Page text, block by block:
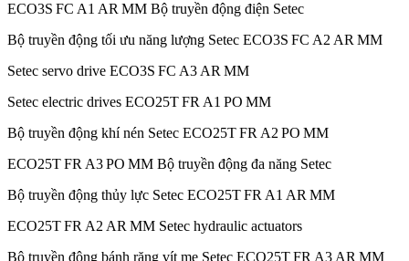
ECO3S FC A1 AR MM Bộ truyền động điện Setec
Bộ truyền động tối ưu năng lượng Setec ECO3S FC A2 AR MM
Setec servo drive ECO3S FC A3 AR MM
Setec electric drives ECO25T FR A1 PO MM
Bộ truyền động khí nén Setec ECO25T FR A2 PO MM
ECO25T FR A3 PO MM Bộ truyền động đa năng Setec
Bộ truyền động thủy lực Setec ECO25T FR A1 AR MM
ECO25T FR A2 AR MM Setec hydraulic actuators
Bộ truyền động bánh răng vít me Setec ECO25T FR A3 AR MM